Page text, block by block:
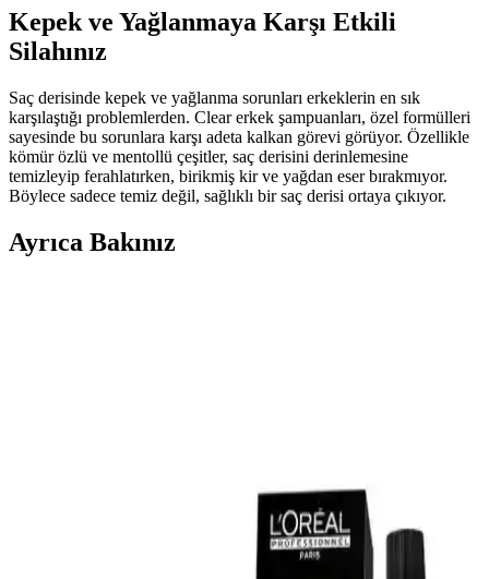
Kepek ve Yağlanmaya Karşı Etkili
Silahınız
Saç derisinde kepek ve yağlanma sorunları erkeklerin en sık
karşılaştığı problemlerden. Clear erkek şampuanları, özel formülleri
sayesinde bu sorunlara karşı adeta kalkan görevi görüyor. Özellikle
kömür özlü ve mentollü çeşitler, saç derisini derinlemesine
temizleyip ferahlatırken, birikmiş kir ve yağdan eser bırakmıyor.
Böylece sadece temiz değil, sağlıklı bir saç derisi ortaya çıkıyor.
Ayrıca Bakınız
DUFF CLEAN saç kurutma bonesi, mikrofiber yapısı ve şık
tasarımıyla saçları nazikçe kurutur, kullanım kolaylığı sağlar ve